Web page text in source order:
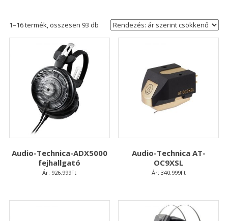
1–16 termék, összesen 93 dbSorted
by
Audio-Technica-ADX5000
fejhallgató
Ár: 926.999Ft
Audio-Technica AT-
OC9XSL
Ár: 340.999Ft